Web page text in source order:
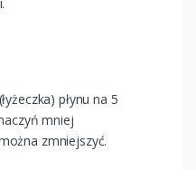
płynu na 5
mniej
zmniejszyć.